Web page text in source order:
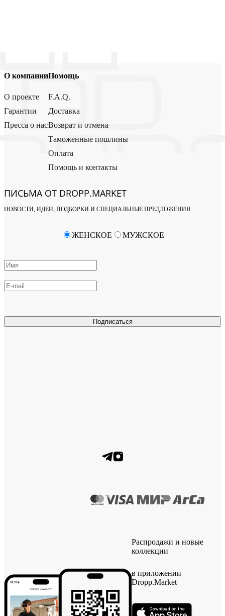
О компании
О проекте
Гарантии
Пресса о нас
Помощь
F.A.Q.
Доставка
Возврат и отмена
Таможенные пошлины
Оплата
Помощь и контакты
ПИСЬМА ОТ DROPP.MARKET
НОВОСТИ, ИДЕИ, ПОДБОРКИ И СПЕЦИАЛЬНЫЕ ПРЕДЛОЖЕНИЯ
Подписаться
ЖЕНСКОЕ МУЖСКОЕ
Распродажи и новые
коллекции
в приложении
Dropp.Market